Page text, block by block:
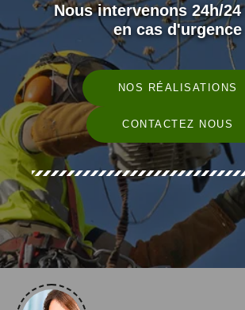
Nous intervenons 24h/
en cas d'urgence
NOS RÉALISATIONS
CONTACTEZ NOUS